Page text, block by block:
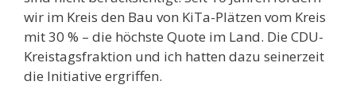
wir im Kreis den Bau von KiTa-Plätzen vom Kreis
mit 30 % – die höchste Quote im Land. Die CDU-
Kreistagsfraktion und ich hatten dazu seinerzeit
die Initiative ergriffen.